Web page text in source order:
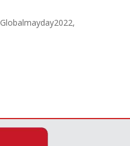
Globalmayday2022,